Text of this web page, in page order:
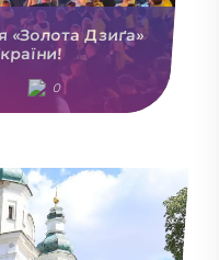
«Золота Дзиґа»
0